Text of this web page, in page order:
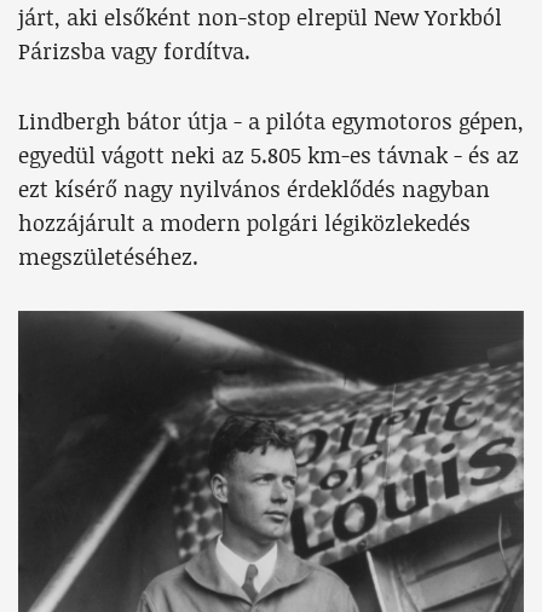
járt, aki elsőként non-stop elrepül New Yorkból
Párizsba vagy fordítva.
Lindbergh bátor útja - a pilóta egymotoros gépen,
egyedül vágott neki az 5.805 km-es távnak - és az
ezt kísérő nagy nyilvános érdeklődés nagyban
hozzájárult a modern polgári légiközlekedés
megszületéséhez.